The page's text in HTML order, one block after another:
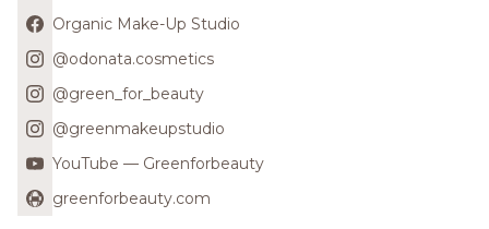
Organic Make-Up Studio
@odonata.cosmetics
@green_for_beauty
@greenmakeupstudio
YouTube — Greenforbeauty
greenforbeauty.com